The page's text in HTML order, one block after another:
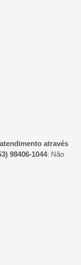
através
98406-1044: Não